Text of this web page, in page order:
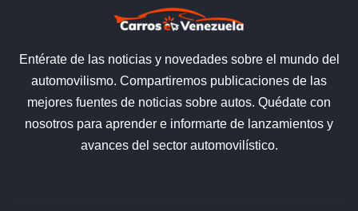
Entérate de las noticias y novedades sobre el mundo del
automovilismo. Compartiremos publicaciones de las
mejores fuentes de noticias sobre autos. Quédate con
nosotros para aprender e informarte de lanzamientos y
avances del sector automovilístico.